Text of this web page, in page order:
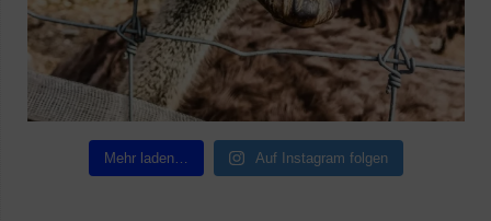
Mehr laden… Auf Instagram folgen